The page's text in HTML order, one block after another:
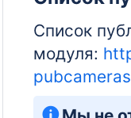
Список
модуля: